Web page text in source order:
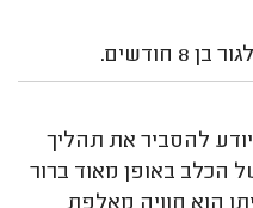
חודשים.
להסביר את תהליך
הכלב באופן מאוד ברור